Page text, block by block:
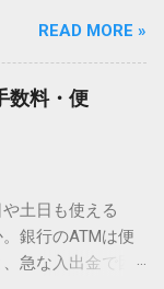
1水準」「第2水
、人名や地名に
組織だけで作ら
含まれていない
ような番号が割
も、この住所
すことができる
漢字を出す「16
るかもしれませ
グで受け取りた
で完結させた
便の会員制サー
リの連携です。
は驚くほど軽く
を徹底解説しま
ートクラブ」と
の個人向け無料会
READ MORE »
数料・便
土日も使える
銀行のATMは便
急な入出金で困